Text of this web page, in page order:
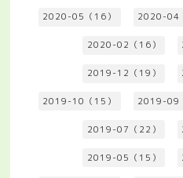
2020-05（16） 2020-04
2020-02（16）
2019-12（19）
2019-10（15） 2019-09
2019-07（22）
2019-05（15）